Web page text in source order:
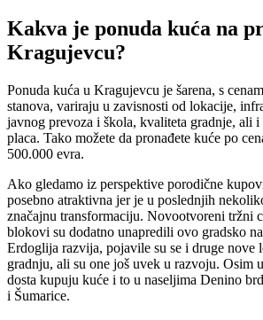
Kakva je ponuda kuća na
Kragujevcu?
Ponuda kuća u Kragujevcu je šarena, s
stanova, variraju u zavisnosti od lokacije,
javnog prevoza i škola, kvaliteta gradnje, ali
placa. Tako možete da pronađete kuće po
500.000 evra.
Ako gledamo iz perspektive porodične
posebno atraktivna jer je u poslednjih
značajnu transformaciju. Novootvoreni tržni
blokovi su dodatno unapredili ovo gradsko
Erdoglija razvija, pojavile su se i druge nove
gradnju, ali su one još uvek u razvoju. Osim
dosta kupuju kuće i to u naseljima Denino
i Šumarice.